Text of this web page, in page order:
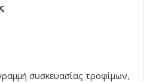
συσκευασίας τροφίμων,